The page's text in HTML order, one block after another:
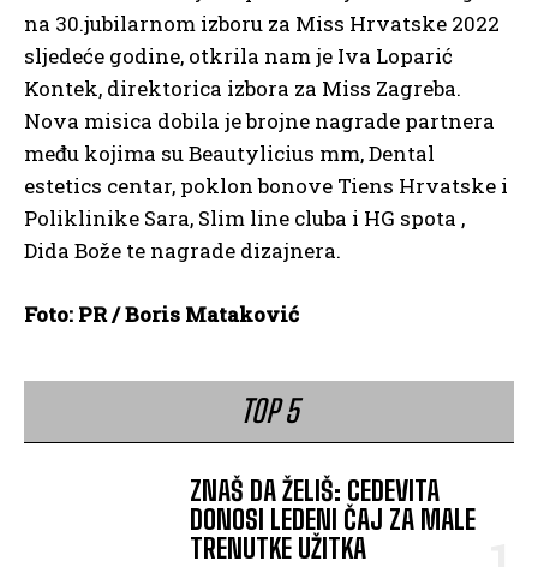
na 30.jubilarnom izboru za Miss Hrvatske 2022
sljedeće godine, otkrila nam je Iva Loparić
Kontek, direktorica izbora za Miss Zagreba.
Nova misica dobila je brojne nagrade partnera
među kojima su Beautylicius mm, Dental
estetics centar, poklon bonove Tiens Hrvatske i
Poliklinike Sara, Slim line cluba i HG spota ,
Dida Bože te nagrade dizajnera.
Foto: PR / Boris Mataković
TOP 5
ZNAŠ DA ŽELIŠ: CEDEVITA
DONOSI LEDENI ČAJ ZA MALE
TRENUTKE UŽITKA